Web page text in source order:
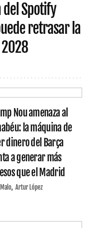
del Spotify
retrasar la
Nou amenaza al
la máquina de
dinero del Barça
a generar más
que el Madrid
Artur López